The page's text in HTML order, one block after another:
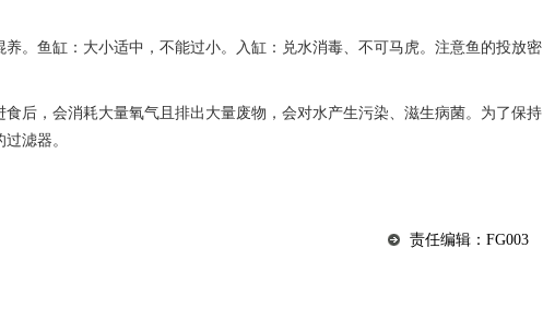
养。鱼缸：大小适中，不能过小。入缸：兑水消毒、不可马虎。注意鱼的投放密
食后，会消耗大量氧气且排出大量废物，会对水产生污染、滋生病菌。为了保持
滤器。
责任编辑：FG003